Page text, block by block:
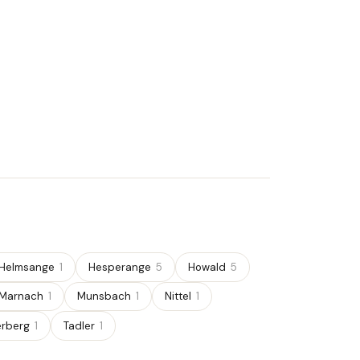
1 Hesperange 5 Howald 5
1 Munsbach 1 Nittel 1
1 Tadler 1